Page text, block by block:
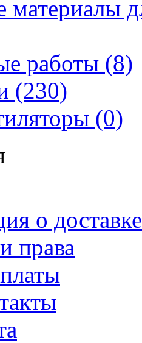
материалы
работы (8)
(230)
(0)
о доставке
права